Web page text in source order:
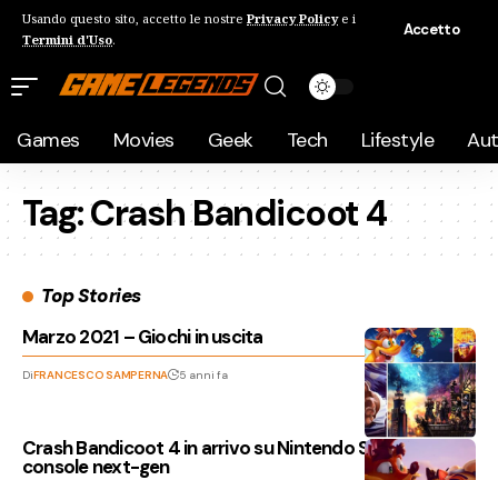
Usando questo sito, accetto le nostre Privacy Policye i
Termini d'Uso.
Accetto
Games Movies Geek Tech Lifestyle
Tag:Crash Bandicoot 4
Top Stories
Marzo 2021 – Giochi in uscita
DiFRANCESCO SAMPERNA 5 anni fa
Crash Bandicoot 4 in arrivo su Nintendo Switch, PC e
console next-gen